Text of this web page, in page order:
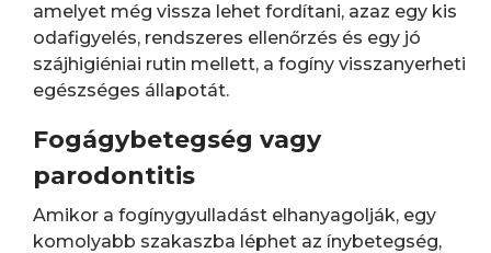
amelyet még vissza lehet fordítani, azaz egy kis
odafigyelés, rendszeres ellenőrzés és egy jó
szájhigiéniai rutin mellett, a fogíny visszanyerheti
egészséges állapotát.
Fogágybetegség vagy
parodontitis
Amikor a fogínygyulladást elhanyagolják, egy
komolyabb szakaszba léphet az ínybetegség,